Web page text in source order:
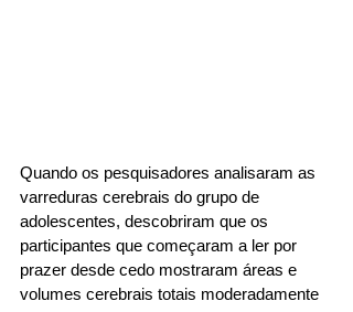
Quando os pesquisadores analisaram as
varreduras cerebrais do grupo de
adolescentes, descobriram que os
participantes que começaram a ler por
prazer desde cedo mostraram áreas e
volumes cerebrais totais moderadamente